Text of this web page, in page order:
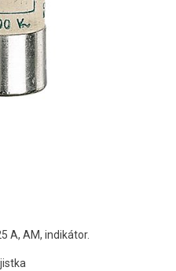
A, AM, indikátor.